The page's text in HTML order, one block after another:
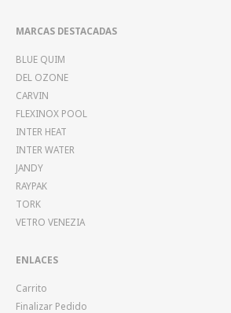
MARCAS DESTACADAS
BLUE QUIM
DEL OZONE
CARVIN
FLEXINOX POOL
INTER HEAT
INTER WATER
JANDY
RAYPAK
TORK
VETRO VENEZIA
ENLACES
Carrito
Finalizar Pedido